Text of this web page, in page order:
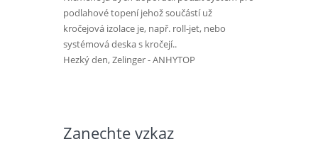
podlahové topení jehož součástí už
kročejová izolace je, např. roll-jet, nebo
systémová deska s kročejí..
Hezký den, Zelinger - ANHYTOP
Zanechte vzkaz